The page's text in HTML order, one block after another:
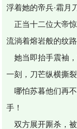
浮着她的帝兵·霜月
正当十二位大帝惊
流淌着熔岩般的纹
她当即抬手震袖
一刻，刀芒纵横撕裂
哪怕苏暮他们再
手！
双方展开厮杀，被